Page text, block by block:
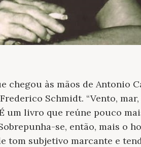
chegou às mãos de Antonio
Schmidt. “Vento,
um livro que reúne pouco
se, então, mais o
tom subjetivo marcante e